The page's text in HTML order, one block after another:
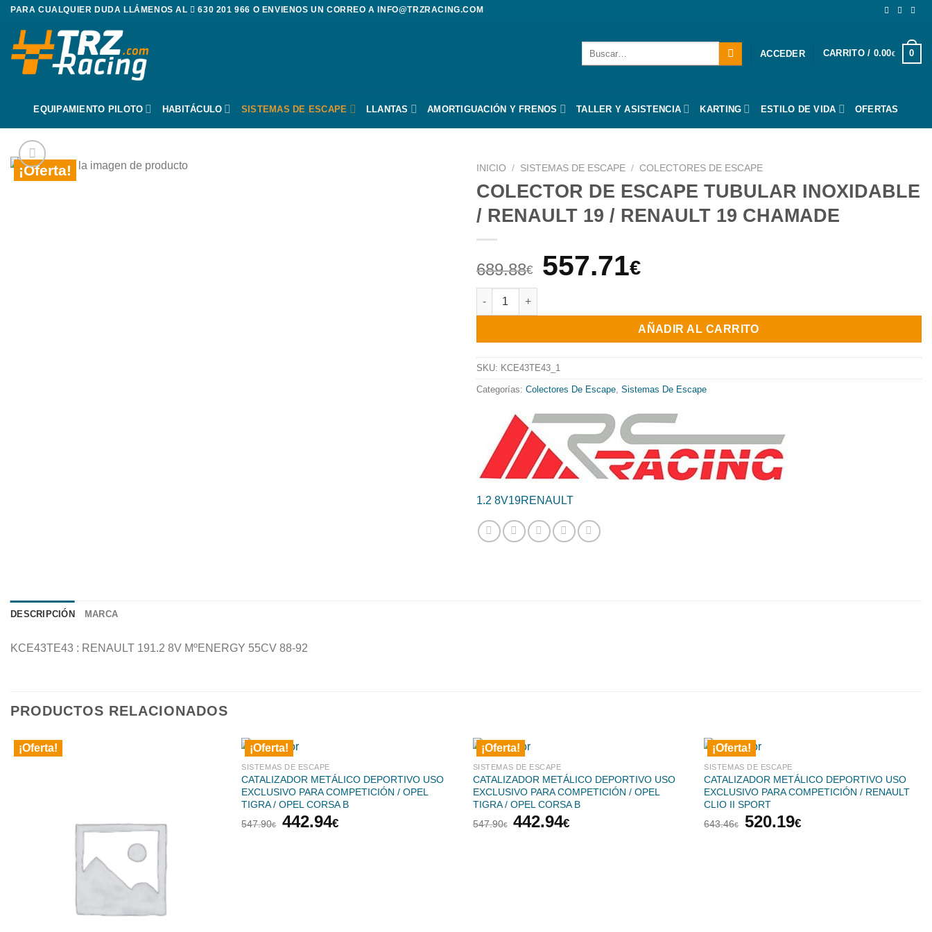
Saltar
contenido
PARA CUALQUIER DUDA LLÁMENOS AL 630 201 966 O ENVIENOS UN CORREO A INFO@TRZRACING.COM
ACCEDER CARRITO / 0.00€ 0
EQUIPAMIENTO PILOTO HABITÁCULO SISTEMAS DE ESCAPE LLANTAS AMORTIGUACIÓN Y FRENOS TALLER Y ASISTENCIA KARTING ESTILO DE VIDA OFERTAS
¡Oferta! INICIO / SISTEMAS DE ESCAPE / COLECTORES DE ESCAPE
COLECTOR DE ESCAPE TUBULAR INOXIDABLE
/ RENAULT 19 / RENAULT 19 CHAMADE
689.88€
El
original
era:
689.88€.
557.71€El
actual
es:
557.71€.
COLECTOR DE ESCAPE TUBULAR INOXIDABLE / RENAULT 19 / RENAULT 19 CHAMADE cantidad
AÑADIR AL CARRITO
SKU: KCE43TE43_1
Categorías: Colectores De Escape Sistemas De Escape
1.2 8V19RENAULT
DESCRIPCIÓN MARCA
KCE43TE43 : RENAULT 191.2 8V MºENERGY 55CV 88-92
PRODUCTOS RELACIONADOS
¡Oferta! ¡Oferta!
SISTEMAS DE ESCAPE
CATALIZADOR METÁLICO DEPORTIVO USO
EXCLUSIVO PARA COMPETICIÓN / OPEL
TIGRA / OPEL CORSA B
547.90€
El
442.94€El
¡Oferta!
SISTEMAS DE ESCAPE
CATALIZADOR METÁLICO DEPORTIVO USO
EXCLUSIVO PARA COMPETICIÓN / OPEL
TIGRA / OPEL CORSA B
547.90€
El
442.94€El
¡Oferta!
SISTEMAS DE ESCAPE
CATALIZADOR METÁLICO DEPORTIVO USO
EXCLUSIVO PARA COMPETICIÓN / RENAULT
CLIO II SPORT
643.46€
El
520.19€El